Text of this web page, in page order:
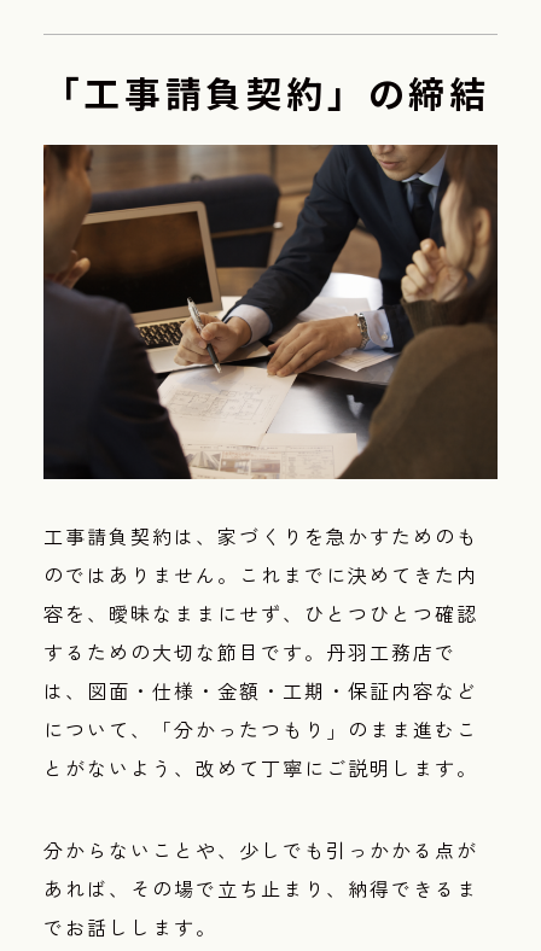
「工事請負契約」の締結
工事請負契約は、家づくりを急かすためのも
のではありません。
これまでに決めてきた内
容を、曖昧なままにせず、ひとつひとつ確認
するための大切な節目です。丹羽工務店で
は、図面・仕様・金額・工期・保証内容など
について、「分かったつもり」のまま進むこ
とがないよう、改めて丁寧にご説明します。
分からないことや、少しでも引っかかる点が
あれば、その場で立ち止まり、納得できるま
でお話しします。